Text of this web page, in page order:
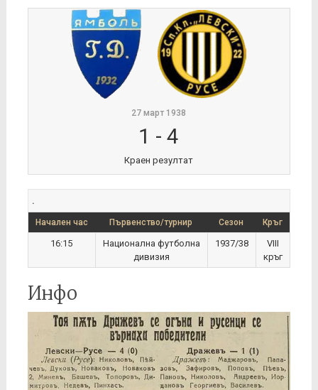
27 март 1938
1 -4
Краен резултат
.
Начален час Първенство/турнир Сезон Кръг
16:15
Национална футболна
дивизия
1937/38
VIII
кръг
Инфо